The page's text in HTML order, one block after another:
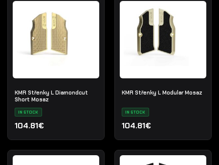
KMR Střenky L Diamondcut
Short Mosaz
IN STOCK
104.81€
KMR Střenky L Modular Mosaz
IN STOCK
104.81€